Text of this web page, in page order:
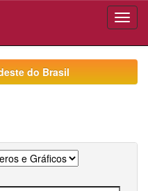
do Brasil